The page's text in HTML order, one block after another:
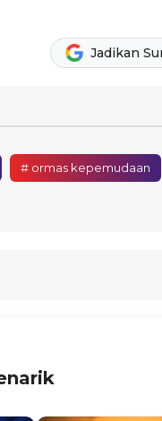
Jadikan
# ormas kepemudaan